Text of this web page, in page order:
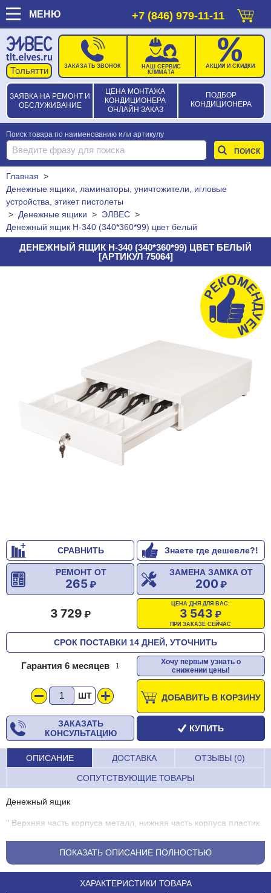
МЕНЮ +7 (846) 979-11-11
ЗАЯВКА НА РЕМОНТ И
ОБСЛУЖИВАНИЕ
ЦЕНА МОНТАЖА
КОНДИЦИОНЕРА
ОНЛАЙН ЗАКАЗ
ПОДБОР
КОНДИЦИОНЕРА
ЗАКАЗАТЬ ЗВОНОК
НАШ СЕРВИС
КЛИМАТА
АКЦИИ И СКИДКИ
Поиск товара по наименованию или артикулу
Главная >
Денежные ящики, ламинаторы, уничтожители, игловые
устройства, этикет пистолеты
> Денежные ящики > ЭЛВЕС >
Денежный ящик H-340 (340*360*99) цвет белый
ДЕНЕЖНЫЙ ЯЩИК H-340 (340*360*99) ЦВЕТ БЕЛЫЙ
[АРТИКУЛ 75064]
СРАВНИТЬ Знаете где дешевле?!
ЗАМЕНА ЗАМКА ОТ
200
РЕМОНТ ОТ
265
ЦЕНА ДНЯ ДЛЯ ВАС:
3 543
ПРИ ЗАКАЗЕ СЕЙЧАС
3 729
СРОК ПОСТАВКИ 14 ДНЕЙ, УТОЧНИТЬ
Гарантия 6 месяцев 1
Хочу первым узнать о
снижении цены!
ШТ ДОБАВИТЬ В КОРЗИНУ
ЗАКАЗАТЬ
КОНСУЛЬТАЦИЮ
КУПИТЬ
ОПИСАНИЕ ДОСТАВКА ОТЗЫВЫ (0)
СОПУТСТВУЮЩИЕ ТОВАРЫ
Денежный ящик
" Верхняя часть корпуса металл, нижняя часть корпуса пластик.
" Четыре нерегулируемых по ширине отделения для банкнот с
пластиковыми прижимами.
" Съёмный модуль для монет на четыре отсека, с регулировкой
ПОКАЗАТЬ ОПИСАНИЕ ПОЛНОСТЬЮ
ХАРАКТЕРИСТИКИ ТОВАРА